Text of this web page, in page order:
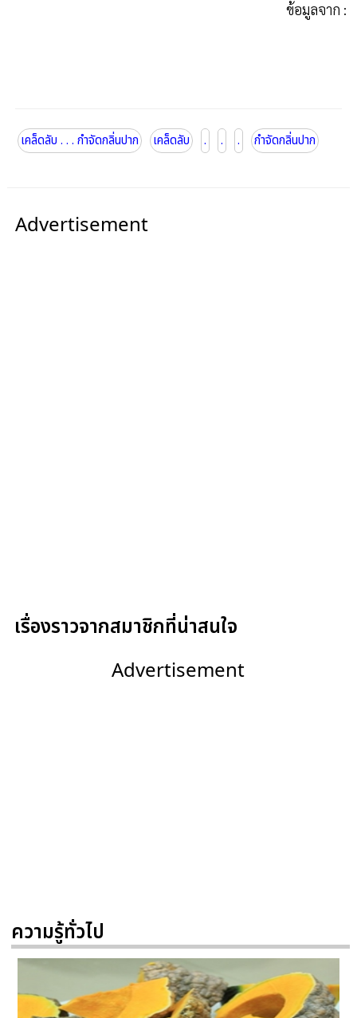
ข้อมูลจาก :
เคล็ดลับ . . . กำจัดกลิ่นปาก เคล็ดลับ . . . กำจัดกลิ่นปาก
Advertisement
เรื่องราวจากสมาชิกที่น่าสนใจ
Advertisement
ความรู้ทั่วไป